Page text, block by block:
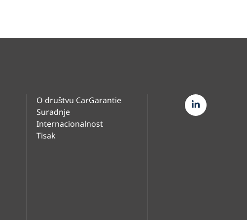
O društvu CarGarantie
Suradnje
Internacionalnost
Tisak